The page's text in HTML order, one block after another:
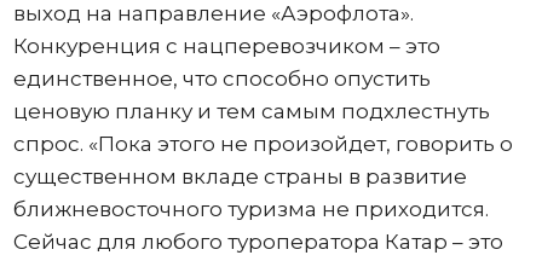
выход на направление «Аэрофлота».
Конкуренция с нацперевозчиком – это
единственное, что способно опустить
ценовую планку и тем самым подхлестнуть
спрос. «Пока этого не произойдет, говорить о
существенном вкладе страны в развитие
ближневосточного туризма не приходится.
Сейчас для любого туроператора Катар – это